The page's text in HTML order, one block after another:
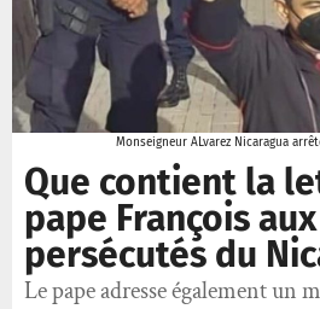
Monseigneur ALvarez Nicaragua
Que contient la
pape François
persécutés du
Le pape adresse également un